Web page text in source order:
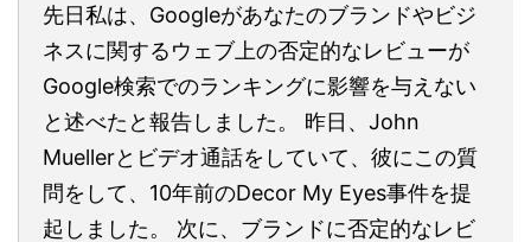
先日私は、Googleがあなたのブランドやビジ
ネスに関するウェブ上の否定的なレビューが
Google検索でのランキングに影響を与えない
と述べたと報告しました。 昨日、John
Muellerとビデオ通話をしていて、彼にこの質
問をして、10年前のDecor My Eyes事件を提
起しました。 次に、ブランドに否定的なレビ